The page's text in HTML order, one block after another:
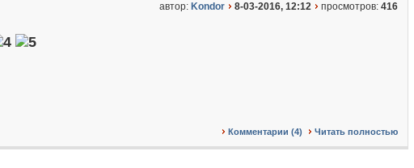
автор: Kondor 8-03-2016, 12:12 просмотров: 416
Комментарии (4) Читать полностью